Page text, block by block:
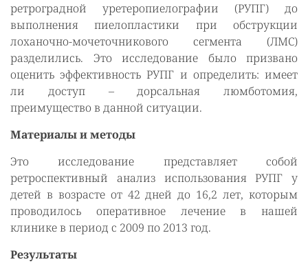
ретроградной уретеропиелографии (РУПГ) до
выполнения пиелопластики при обструкции
лоханочно-мочеточникового сегмента (ЛМС)
разделились. Это исследование было призвано
оценить эффективность РУПГ и определить: имеет
ли доступ – дорсальная люмботомия,
преимущество в данной ситуации.
Материалы и методы
Это исследование представляет собой
ретроспективный анализ использования РУПГ у
детей в возрасте от 42 дней до 16,2 лет, которым
проводилось оперативное лечение в нашей
клинике в период с 2009 по 2013 год.
Результаты